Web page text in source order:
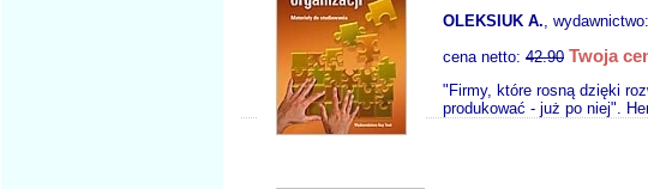
OLEKSIUK A., wydawnictwo:
cena netto: 42.90 Twoja
"Firmy, które rosną dzięki
produkować - już po niej".